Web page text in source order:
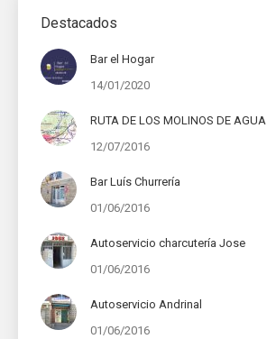
Destacados
Bar el Hogar
14/01/2020
RUTA DE LOS MOLINOS DE AGUA
12/07/2016
Bar Luís Churrería
01/06/2016
Autoservicio charcutería Jose
01/06/2016
Autoservicio Andrinal
01/06/2016